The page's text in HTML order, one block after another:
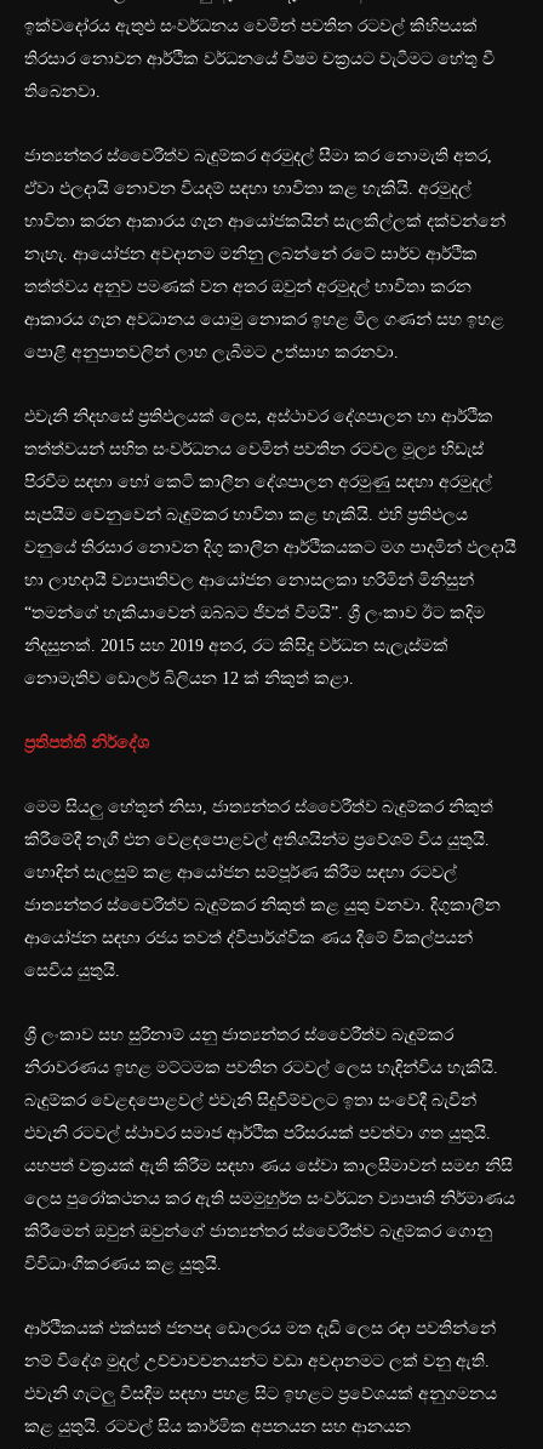
ඉක්වදෝරය ඇතුළු සංවර්ධනය වෙමින් පවතින රටවල් කිහිපයක්
තිරසාර නොවන ආර්ථික වර්ධනයේ විෂම චක්‍රයට වැටීමට හේතු වී
තිබෙනවා.
ජාත්‍යන්තර ස්වෛරීත්ව බැඳුම්කර අරමුදල් සීමා කර නොමැති අතර,
ඒවා ඵලදායි නොවන වියදම් සඳහා භාවිතා කළ හැකියි. අරමුදල්
භාවිතා කරන ආකාරය ගැන ආයෝජකයින් සැලකිල්ලක් දක්වන්නේ
නැහැ. ආයෝජන අවදානම මනිනු ලබන්නේ රටේ සාර්ව ආර්ථික
තත්ත්වය අනුව පමණක් වන අතර ඔවුන් අරමුදල් භාවිතා කරන
ආකාරය ගැන අවධානය යොමු නොකර ඉහළ මිල ගණන් සහ ඉහළ
පොළී අනුපාතවලින් ලාභ ලැබීමට උත්සාහ කරනවා.
එවැනි නිදහසේ ප්‍රතිඵලයක් ලෙස, අස්ථාවර දේශපාලන හා ආර්ථික
තත්ත්වයන් සහිත සංවර්ධනය වෙමින් පවතින රටවල මූල්‍ය හිඩැස්
පිරවීම සඳහා හෝ කෙටි කාලීන දේශපාලන අරමුණු සඳහා අරමුදල්
සැපයීම වෙනුවෙන් බැඳුම්කර භාවිතා කළ හැකියි. එහි ප්‍රතිඵලය
වනුයේ තිරසාර නොවන දිගු කාලීන ආර්ථිකයකට මග පාදමින් ඵලදායී
හා ලාභදායී ව්‍යාපෘතිවල ආයෝජන නොසලකා හරිමින් මිනිසුන්
“තමන්ගේ හැකියාවෙන් ඔබ්බට ජීවත් වීමයි”. ශ්‍රී ලංකාව ඊට කදිම
නිදසුනක්. 2015 සහ 2019 අතර, රට කිසිදු වර්ධන සැලැස්මක්
නොමැතිව ඩොලර් බිලියන 12 ක් නිකුත් කළා.
ප්‍රතිපත්ති නිර්දේශ
මෙම සියලු හේතූන් නිසා, ජාත්‍යන්තර ස්වෛරීත්ව බැඳුම්කර නිකුත්
කිරීමේදී නැගී එන වෙළඳපොළවල් අතිශයින්ම ප්‍රවේශම් විය යුතුයි.
හොඳින් සැලසුම් කළ ආයෝජන සම්පූර්ණ කිරීම සඳහා රටවල්
ජාත්‍යන්තර ස්වෛරීත්ව බැඳුම්කර නිකුත් කළ යුතු වනවා. දිගුකාලීන
ආයෝජන සඳහා රජය තවත් ද්විපාර්ශ්වික ණය දීමේ විකල්පයන්
සෙවිය යුතුයි.
ශ්‍රී ලංකාව සහ සුරිනාම් යනු ජාත්‍යන්තර ස්වෛරීත්ව බැඳුම්කර
නිරාවරණය ඉහළ මට්ටමක පවතින රටවල් ලෙස හැඳින්විය හැකියි.
බැඳුම්කර වෙළඳපොළවල් එවැනි සිදුවීම්වලට ඉතා සංවේදී බැවින්
එවැනි රටවල් ස්ථාවර සමාජ ආර්ථික පරිසරයක් පවත්වා ගත යුතුයි.
යහපත් චක්‍රයක් ඇති කිරීම සඳහා ණය සේවා කාලසීමාවන් සමඟ නිසි
ලෙස පුරෝකථනය කර ඇති සමමුහුර්ත සංවර්ධන ව්‍යාපෘති නිර්මාණය
කිරීමෙන් ඔවුන් ඔවුන්ගේ ජාත්‍යන්තර ස්වෛරීත්ව බැඳුම්කර ගොනු
විවිධාංගීකරණය කළ යුතුයි.
ආර්ථිකයක් එක්සත් ජනපද ඩොලරය මත දැඩි ලෙස රඳා පවතින්නේ
නම් විදේශ මුදල් උච්චාවචනයන්ට වඩා අවදානමට ලක් වනු ඇති.
එවැනි ගැටලු විසඳීම සඳහා පහළ සිට ඉහළට ප්‍රවේශයක් අනුගමනය
කළ යුතුයි. රටවල් සිය කාර්මික අපනයන සහ ආනයන